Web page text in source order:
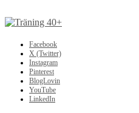
Facebook
X (Twitter)
Instagram
Pinterest
BlogLovin
YouTube
LinkedIn